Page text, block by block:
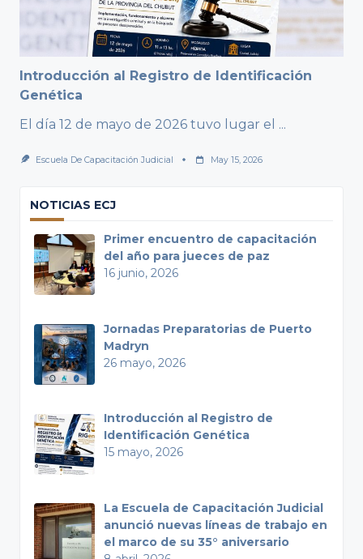
Introducción al Registro de Identificación
Genética
El día 12 de mayo de 2026 tuvo lugar el ...
Escuela De Capacitación Judicial May 15, 2026
NOTICIAS ECJ
Primer encuentro de capacitación
del año para jueces de paz
16 junio, 2026
Jornadas Preparatorias de Puerto
Madryn
26 mayo, 2026
Introducción al Registro de
Identificación Genética
15 mayo, 2026
La Escuela de Capacitación Judicial
anunció nuevas líneas de trabajo en
el marco de su 35° aniversario